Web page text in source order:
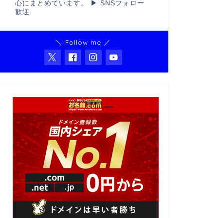
心にまとめています。 ▶ SNSフォロー
歓迎
＼ Follow me ／